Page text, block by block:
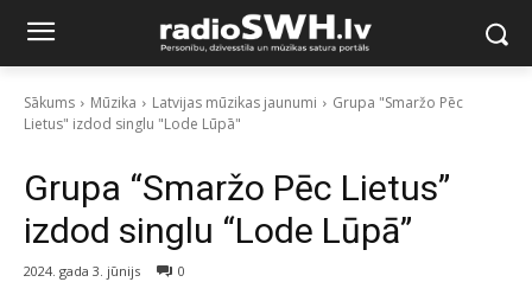
Sākums Mūzika Latvijas mūzikas jaunumi
Grupa "Smaržo Pēc
Lietus" izdod singlu "Lode Lūpā"
Grupa “Smaržo Pēc Lietus”
izdod singlu “Lode Lūpā”
2024. gada 3. jūnijs 0